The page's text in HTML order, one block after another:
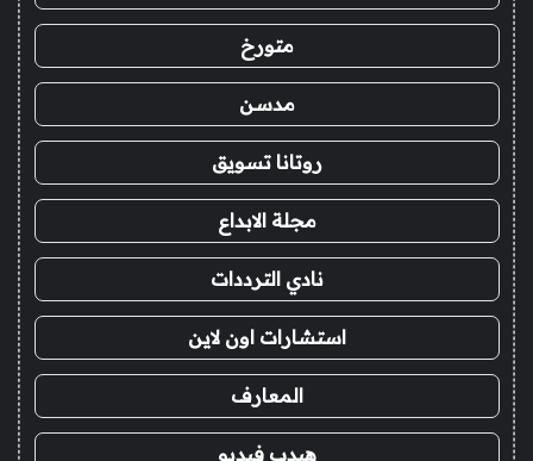
متورخ
مدسن
روتانا تسويق
مجلة الابداع
نادي الترددات
استشارات اون لاين
المعارف
هيدب فيديو